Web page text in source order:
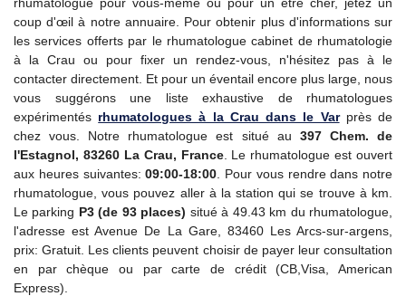
coup d'œil à notre annuaire. Pour obtenir plus d'informations sur
les services offerts par le rhumatologue cabinet de rhumatologie
à la Crau ou pour fixer un rendez-vous, n'hésitez pas à le
contacter directement. Et pour un éventail encore plus large, nous
vous suggérons une liste exhaustive de rhumatologues
expérimentés rhumatologues à la Crau dans le Varprès de
chez vous. Notre rhumatologue est situé au 397 Chem. de
l'Estagnol, 83260 La Crau, France. Le rhumatologue est ouvert
aux heures suivantes:09:00-18:00 . Pour vous rendre dans notre
rhumatologue, vous pouvez aller à la station qui se trouve à km.
Le parking P3 (de 93 places) situé à 49.43 km du rhumatologue,
l'adresse est Avenue De La Gare, 83460 Les Arcs-sur-argens,
prix: Gratuit. Les clients peuvent choisir de payer leur consultation
en par chèque ou par carte de crédit (CB,Visa, American
Express).